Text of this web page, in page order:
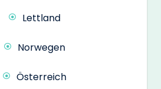
Lettland
Norwegen
Österreich